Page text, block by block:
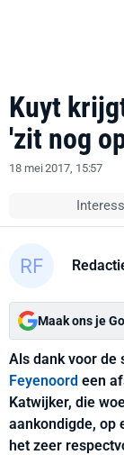
Kuyt
'zit nog
18 mei 2017, 15:57
Maak ons je
Als dank voor de
Feyenoord een
Katwijker, die
aankondigde, op
het zeer